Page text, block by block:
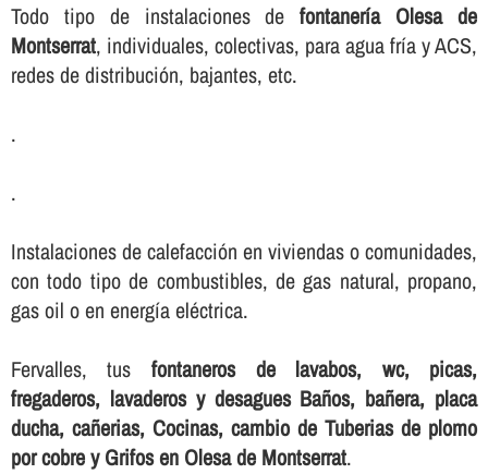
Todo tipo de instalaciones defontanerí­a Olesa de
Montserrat, individuales, colectivas, para agua frí­a y ACS,
redes de distribución, bajantes, etc.
.
.
Instalaciones de calefacción en viviendas o comunidades,
con todo tipo de combustibles, de gas natural, propano,
gas oil o en energí­a eléctrica.
Fervalles, tus fontaneros de lavabos, wc, picas,
fregaderos, lavaderos y desagues Baños, bañera, placa
ducha, cañerias, Cocinas, cambio de Tuberias de plomo
por cobre y Grifos en Olesa de Montserrat.